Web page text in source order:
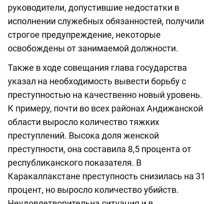
руководители, допустившие недостатки в
исполнении служебных обязанностей, получили
строгое предупреждение, некоторые
освобождены от занимаемой должности.
Также в ходе совещания глава государства
указал на необходимость вывести борьбу с
преступностью на качественно новый уровень.
К примеру, почти во всех районах Андижанской
области выросло количество тяжких
преступлений. Высока доля женской
преступности, она составила 8,5 процента от
республиканского показателя. В
Каракалпакстане преступность снизилась на 31
процент, но выросло количество убийств.